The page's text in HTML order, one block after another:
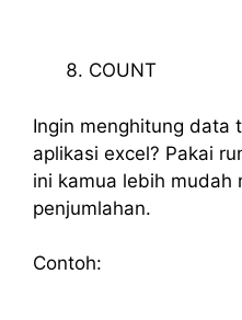
COUNT
Ingin menghitung data
aplikasi excel? Pakai
ini kamua lebih mudah
penjumlahan.
Contoh: